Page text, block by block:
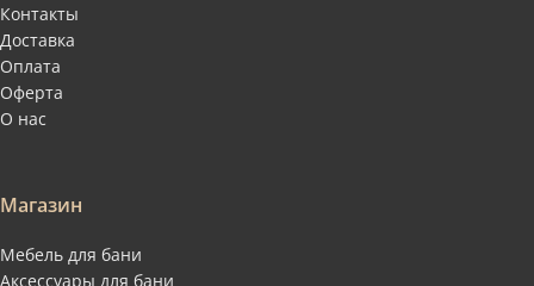
Контакты
Доставка
Оплата
Оферта
О нас
Магазин
Мебель для бани
Аксессуары для бани